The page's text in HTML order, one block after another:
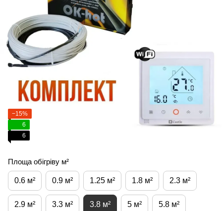
−15%
6
6
Площа обігріву м²
0.6 м² 0.9 м² 1.25 м² 1.8 м² 2.3 м²
2.9 м² 3.3 м² 3.8 м² 5 м² 5.8 м²